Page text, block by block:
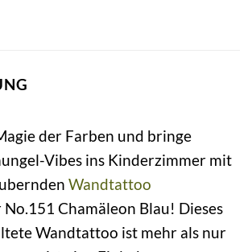
der Farben und bringe
Vibes ins Kinderzimmer mit
Wandtattoo
Chamäleon Blau! Dieses
Wandtattoo ist mehr als nur